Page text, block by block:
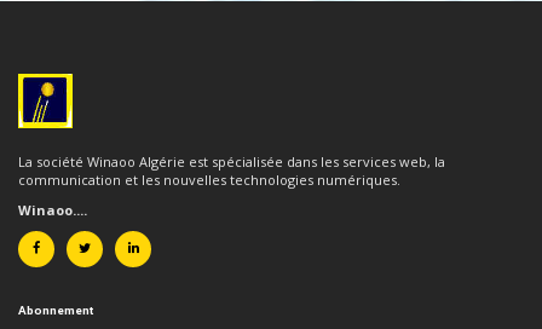
La société Winaoo Algérie est spécialisée dans les services web, la
communication et les nouvelles technologies numériques.
Winaoo....
Abonnement